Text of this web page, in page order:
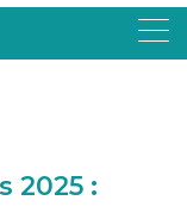
2025 :